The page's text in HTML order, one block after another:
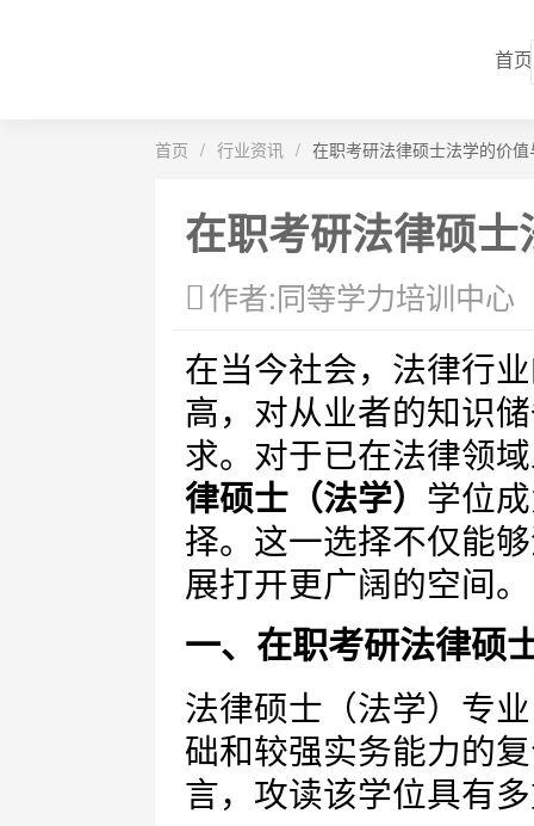
首页
首页 / 行业资讯 / 在职考研法律硕士法学的价
在职考研法律硕
作者:同等学力培训中心
在当今社会，法律行
高，对从业者的知识
求。对于已在法律领
律硕士（法学） 学位
择。这一选择不仅能
展打开更广阔的空间。
一、在职考研法律硕
法律硕士（法学）专
础和较强实务能力的
言，攻读该学位具有